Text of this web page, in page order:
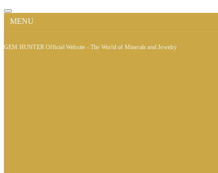
MENU
GEM HUNTER Official Website - The World of Minerals and Jewelry